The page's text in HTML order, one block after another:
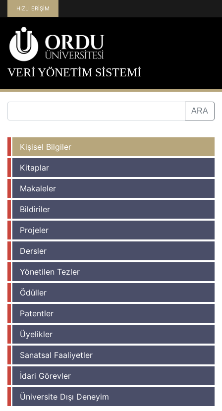
HIZLI ERİŞİM
VERİ YÖNETİM SİSTEMİ
Kişisel Bilgiler
Kitaplar
Makaleler
Bildiriler
Projeler
Dersler
Yönetilen Tezler
Ödüller
Patentler
Üyelikler
Sanatsal Faaliyetler
İdari Görevler
Üniversite Dışı Deneyim